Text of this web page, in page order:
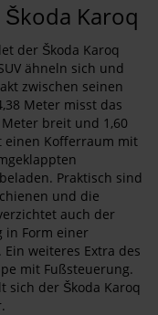
Karoq
der Škoda Karoq
ähneln sich und
zwischen seinen
Meter misst das
breit und 1,60
einen Kofferraum mit
Praktisch sind
und die
auch der
in Form einer
weiteres Extra des
mit Fußsteuerung.
sich der Škoda Karoq